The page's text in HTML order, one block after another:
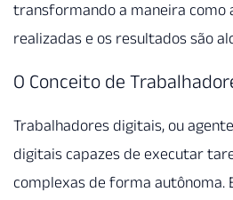
transformando a maneira como
realizadas e os resultados são
O Conceito de
Trabalhadores digitais, ou
digitais capazes de executar
complexas de forma autônoma.